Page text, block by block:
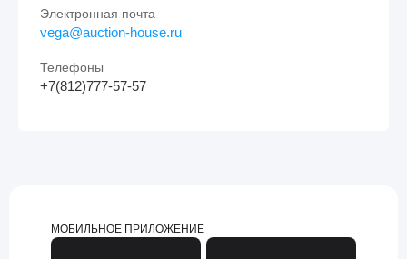
Электронная почта
vega@auction-house.ru
Телефоны
+7(812)777-57-57
МОБИЛЬНОЕ ПРИЛОЖЕНИЕ